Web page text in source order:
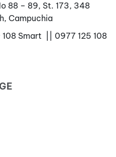
88 – 89, St. 173, 348
Campuchia
Smart || 0977 125 108